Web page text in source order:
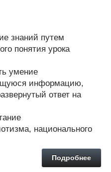
знаний путем
понятия урока
умение
информацию,
ответ на
национального
Подробнее